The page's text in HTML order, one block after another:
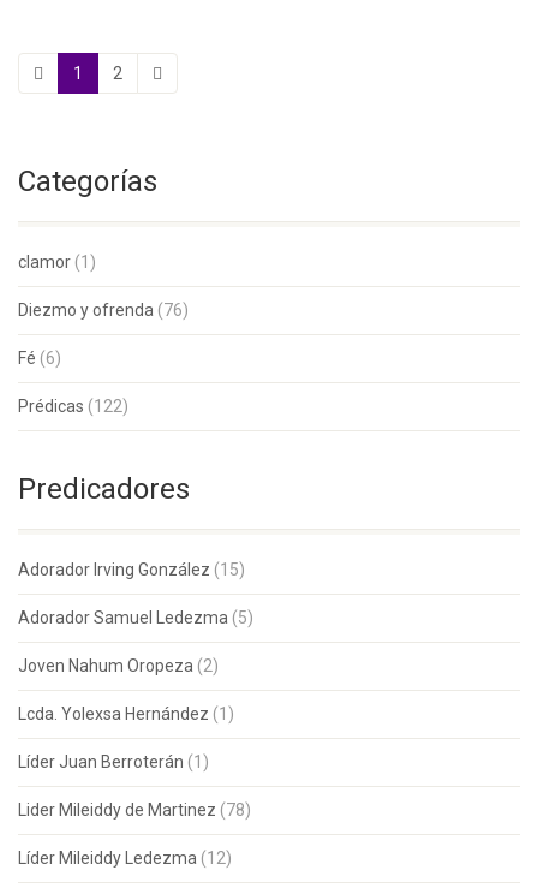
1 2
Categorías
clamor (1)
Diezmo y ofrenda (76)
Fé (6)
Prédicas (122)
Predicadores
Adorador Irving González (15)
Adorador Samuel Ledezma (5)
Joven Nahum Oropeza (2)
Lcda. Yolexsa Hernández (1)
Líder Juan Berroterán (1)
Lider Mileiddy de Martinez (78)
Líder Mileiddy Ledezma (12)